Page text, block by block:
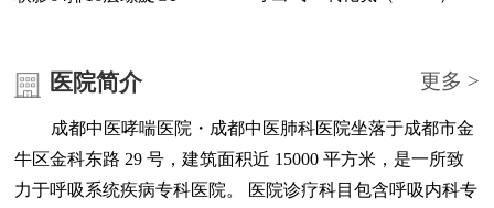
医院简介 更多 >
成都中医哮喘医院・成都中医肺科医院坐落于成都市金
牛区金科东路 29 号，建筑面积近 15000 平方米，是一所致
力于呼吸系统疾病专科医院。 医院诊疗科目包含呼吸内科专